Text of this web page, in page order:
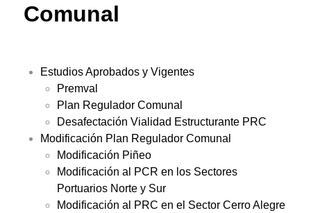
Comunal
Estudios Aprobados y Vigentes
Premval
Plan Regulador Comunal
Desafectación Vialidad Estructurante PRC
Modificación Plan Regulador Comunal
Modificación Piñeo
Modificación al PCR en los Sectores
Portuarios Norte y Sur
Modificación al PRC en el Sector Cerro Alegre